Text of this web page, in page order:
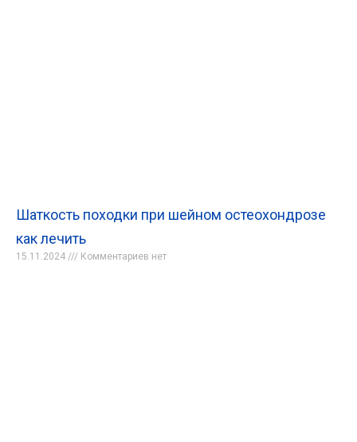
Шаткость походки при шейном остеохондрозе
как лечить
15.11.2024 Комментариев нет